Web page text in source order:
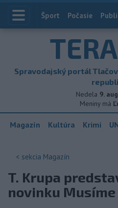
Index
Šport Počasie
Spravodajský portál
Nedela 9.
Meniny má
Magazín Kultúra Krimi
< sekcia Magazín
T. Krupa
novinku